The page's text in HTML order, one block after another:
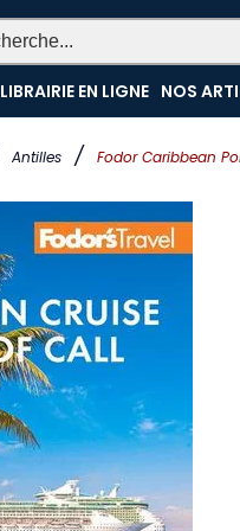
Antilles / Fodor Caribbean
LIBRAIRIE EN LIGNE NOS